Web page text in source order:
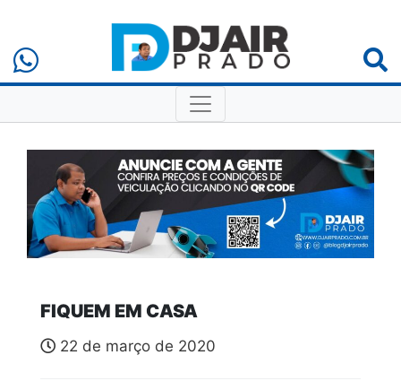
FIQUEM EM CASA
22 de março de 2020